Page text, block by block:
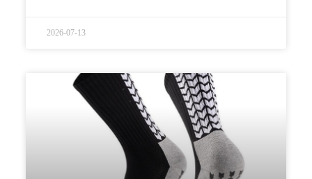
2026-07-13